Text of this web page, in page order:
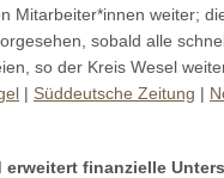
Mitarbeiter*innen weiter;
sobald alle
so der Kreis Wesel
| Süddeutsche Zeitung |
erweitert finanzielle